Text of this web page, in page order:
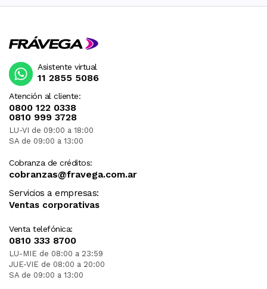
Atención al cliente:
0800 122 0338
0810 999 3728
LU-VI de 09:00 a 18:00
SA de 09:00 a 13:00
Cobranza de créditos:
cobranzas@fravega.com.ar
Servicios a empresas:
Ventas corporativas
Venta telefónica:
0810 333 8700
LU-MIE de 08:00 a 23:59
JUE-VIE de 08:00 a 20:00
SA de 09:00 a 13:00
Asistente virtual
11 2855 5086